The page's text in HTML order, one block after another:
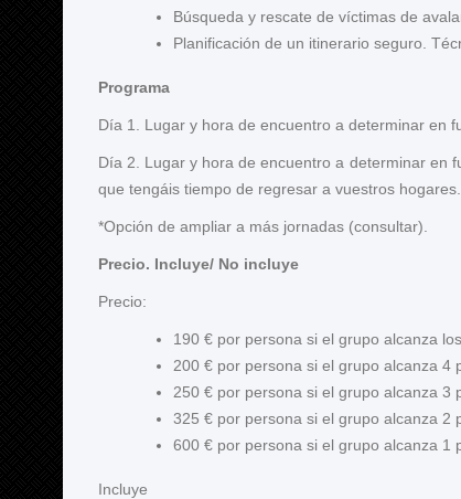
Búsqueda y rescate de víctimas de
Planificación de un itinerario seguro.
Programa
Día 1. Lugar y hora de encuentro a determinar en
Día 2. Lugar y hora de encuentro a determinar en
que tengáis tiempo de regresar a vuestros hogares.
*Opción de ampliar a más jornadas (consultar).
Precio. Incluye/ No incluye
Precio:
190 € por persona si el grupo alcanza
200 € por persona si el grupo alcanza 4
250 € por persona si el grupo alcanza 3
325 € por persona si el grupo alcanza 2
600 € por persona si el grupo alcanza 1
Incluye